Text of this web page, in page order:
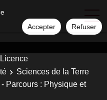
Accepter Refuser
Licence
Sciences de la Terre
Parcours : Physique et